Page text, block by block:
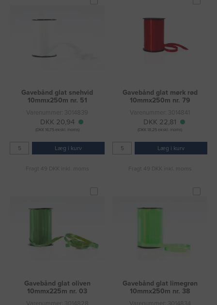
Gavebånd glat snehvid
10mmx250m nr. 51
Varenummer: 3014839
DKK 20,94
(DKK 16,75 ekskl. moms)
Læg i kurv
Fragt 49 DKK inkl. moms
Gavebånd glat mørk rød
10mmx250m nr. 79
Varenummer: 3014841
DKK 22,81
(DKK 18,25 ekskl. moms)
Læg i kurv
Fragt 49 DKK inkl. moms
Gavebånd glat oliven
10mmx225m nr. 03
Varenummer: 3014828
Gavebånd glat limegrøn
10mmx250m nr. 38
Varenummer: 3014834